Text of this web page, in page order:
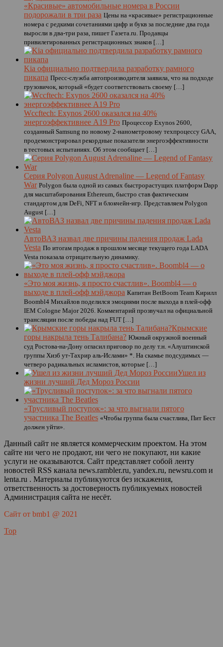
«Красивые» автомобильные номера в России
подорожали в три раза Цены на «красивые» регистрационные
номера с редкими сочетаниями цифр и букв за последние два года
выросли в два-три раза, пишет Газета.ru. Продавцы
привилегированных регистрационных знаков […]
Kia официально подтвердила разработку рамного
пикапа Пресс-служба автопроизводителя заявила, что на подходе
грузовичок, который «будет соответствовать своему […]
Wccftech: Exynos 2600 оказался на 40%
энергоэффективнее A19 Pro Процессор Exynos 2600,
созданный Samsung по новому 2-нанометровому техпроцессу GAA,
продемонстрировал рекордные показатели энергоэффективности
в тестовых испытаниях. Об этом сообщает […]
Серия Polygon August Adrenaline — Legend of Fantasy
War Polygon была одной из самых быстрорастущих платформ Dapp
для масштабирования Ethereum, быстро став фактическим
стандартом для DeFi, NFT и блокчейн-игр. Представляем Polygon
August […]
АвтоВАЗ назвал две причины падения продаж Lada
Vesta По итогам продаж в прошлом месяце текущего года LADA
Vesta показала отрицательную динамику.
«Это моя жизнь, я просто счастлив». Boombl4 — о
выходе в плей-офф мэйджора Капитан BetBoom Team Кирилл
Boombl4 Михайлов поделился эмоциями после выхода в плей-офф
IEM Cologne Major 2026. Комментарий прозвучал на официальной
трансляции после победы над FUT […]
Крымские
горы накрыла тень Талибана? Южный окружной военный
суд Ростова-на-Дону огласил приговор по делу т.н. «Алуштинской
группы Хизб ут-Тахрир аль-Ислами» *. На скамье подсудимых —
четверо радикальных исламистов, которые […]
Ушел из
жизни лучший Дед Мороз России
«Трусливый поступок»: за что выгнали пятого
участника The Beatles «Чтобы группа была счастлива, Пит Бест
должен уйти».
Данный сайт не является коммерческим проектом. На этом
сайте ни чего не продают, ни чего не покупают, ни какие
услуги не оказываются. Сайт представляет собой ленту
новостей RSS канала news.rambler.ru, yandex.ru, newsru.com и
lenta.ru . Материалы публикуются без искажения,
ответственность за достоверность публикуемых новостей
Администрация сайта не несёт.
Сайт от bmb1 @ 2021
Top